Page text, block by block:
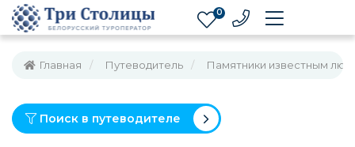
0
Главная Путеводитель Памятники известным
Поиск в путеводителе